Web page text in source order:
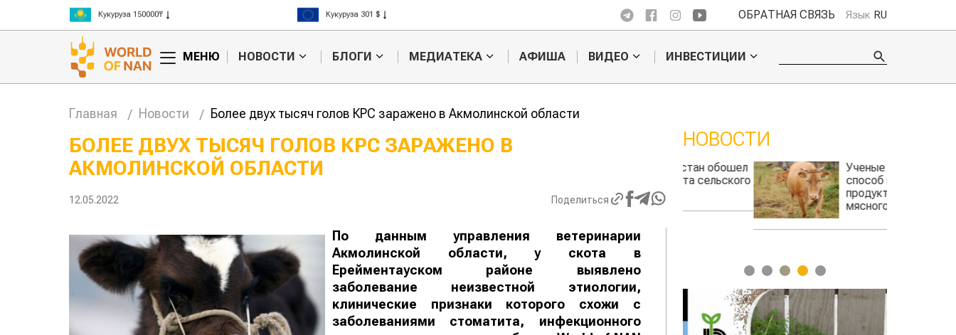
Кукуруза 150000₸
Рис 300000₸
Пшеница 3 класс 125000₸
Кукуруза 301 $
Рис 408 $
ОБРАТНАЯ СВЯЗЬ Язык RU
МЕНЮ НОВОСТИ БЛОГИ МЕДИАТЕКА АФИША ВИДЕО ИНВЕСТИЦИИ
Главная Новости Более двух тысяч голов КРС заражено в Акмолинской области
БОЛЕЕ ДВУХ ТЫСЯЧ ГОЛОВ КРС ЗАРАЖЕНО В
АКМОЛИНСКОЙ ОБЛАСТИ
12.05.2022 Поделиться
По данным управления ветеринарии
Акмолинской области, у скота в
Ерейментауском районе выявлено
заболевание неизвестной этиологии,
клинические признаки которого схожи с
заболеваниями стоматита, инфекционного
НОВОСТИ
Казахстанское
Ученые нашли
способ повысить
продуктивность
мясного скота
1 2 3 4 5